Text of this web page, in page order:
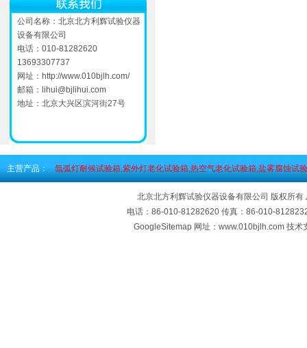
公司名称：北京北方利辉试验仪器
设备有限公司
电话：010-81282620
13693307737
网址： http://www.010bjlh.com/
邮箱： lihui@bjlihui.com
地址：北京大兴区滨河街27号
主营产品： 氙弧灯耐候试验箱,紫外灯老化试验箱,热空气老化试验箱,盐雾腐蚀试
北京北方利辉试验仪器设备有限公司 版权所有
电话：86-010-81282620 传真：86-010-
GoogleSitemap 网址：www.010bjlh.com 技